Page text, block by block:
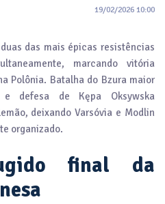
19/02/2026 10:00
das mais épicas resistências
marcando vitória
Polônia. Batalha do Bzura maior
e defesa de Kępa Oksywska
deixando Varsóvia e Modlin
organizado.
final da